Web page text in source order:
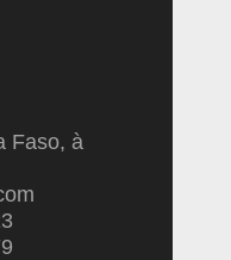
Faso, à